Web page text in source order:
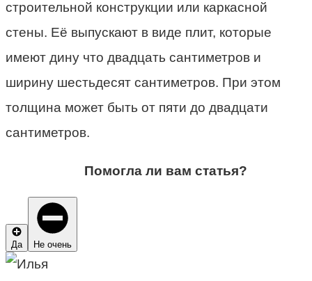
строительной конструкции или каркасной
стены. Её выпускают в виде плит, которые
имеют дину что двадцать сантиметров и
ширину шестьдесят сантиметров. При этом
толщина может быть от пяти до двадцати
сантиметров.
Помогла ли вам статья?
Да Не очень